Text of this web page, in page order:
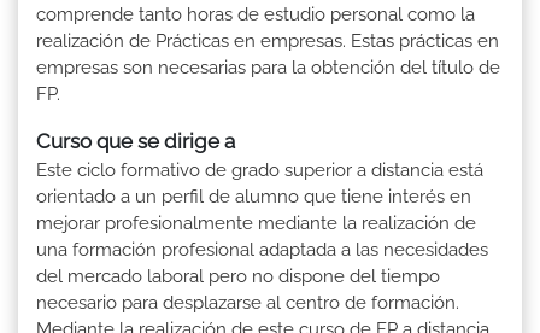
comprende tanto horas de estudio personal como la
realización de Prácticas en empresas. Estas prácticas en
empresas son necesarias para la obtención del título de
FP.
Curso que se dirige a
Este ciclo formativo de grado superior a distancia está
orientado a un perfil de alumno que tiene interés en
mejorar profesionalmente mediante la realización de
una formación profesional adaptada a las necesidades
del mercado laboral pero no dispone del tiempo
necesario para desplazarse al centro de formación.